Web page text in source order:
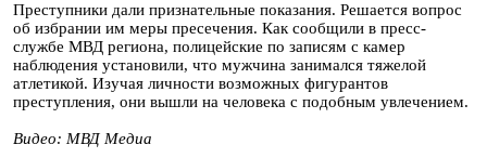
Преступники дали признательные показания. Решается вопрос
об избрании им меры пресечения. Как сообщили в пресс-
службе МВД региона, полицейские по записям с камер
наблюдения установили, что мужчина занимался тяжелой
атлетикой. Изучая личности возможных фигурантов
преступления, они вышли на человека с подобным увлечением.
Видео: МВД Медиа